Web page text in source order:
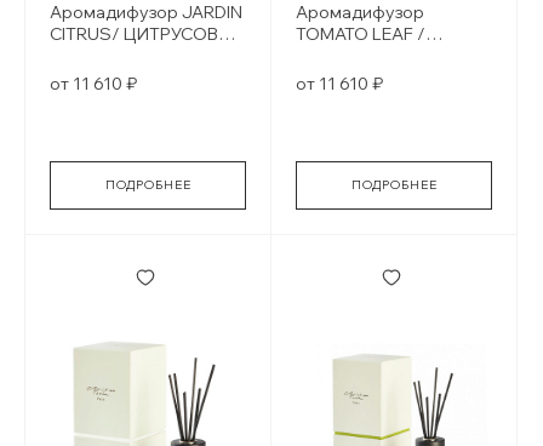
Аромадифузор JARDIN
CITRUS/ ЦИТРУСОВЫЕ
от 11 610 ₽
ПОДРОБНЕЕ
Аромадифузор
TOMATO LEAF /
от 11 610 ₽
ПОДРОБНЕЕ